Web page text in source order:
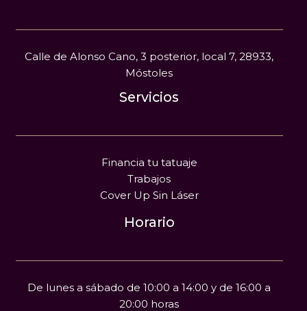
Calle de Alonso Cano, 3 posterior, local 7, 28933,
Móstoles
Servicios
Financia tu tatuaje
Trabajos
Cover Up Sin Láser
Horario
De lunes a sábado de 10:00 a 14:00 y de 16:00 a
20:00 horas